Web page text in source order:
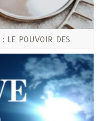
LE POUVOIR DES